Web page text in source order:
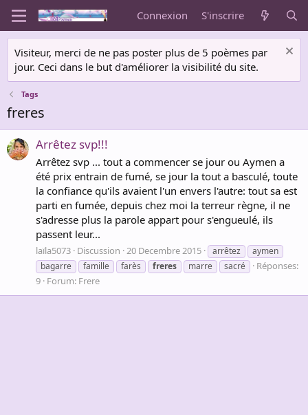
Connexion S'inscrire
Visiteur, merci de ne pas poster plus de 5 poèmes par
jour. Ceci dans le but d'améliorer la visibilité du site.
Tags
freres
Arrêtez svp!!!
Arrêtez svp ... tout a commencer se jour ou Aymen a
été prix entrain de fumé, se jour la tout a basculé, toute
la confiance qu'ils avaient l'un envers l'autre: tout sa est
parti en fumée, depuis chez moi la terreur règne, il ne
s'adresse plus la parole appart pour s'engueulé, ils
passent leur...
laïla5073 Discussion 20 Decembre 2015 arrêtez
aymen
bagarre
famille farès freres marre sacré
Réponses:
9 Forum: Frere